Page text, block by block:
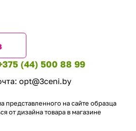
(44) 500 88 99
opt@3ceni.by
представленного на сайте образца
от дизайна товара в магазине